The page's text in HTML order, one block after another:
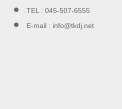
TEL : 045-507-6555
E-mail : info@tkdj.net